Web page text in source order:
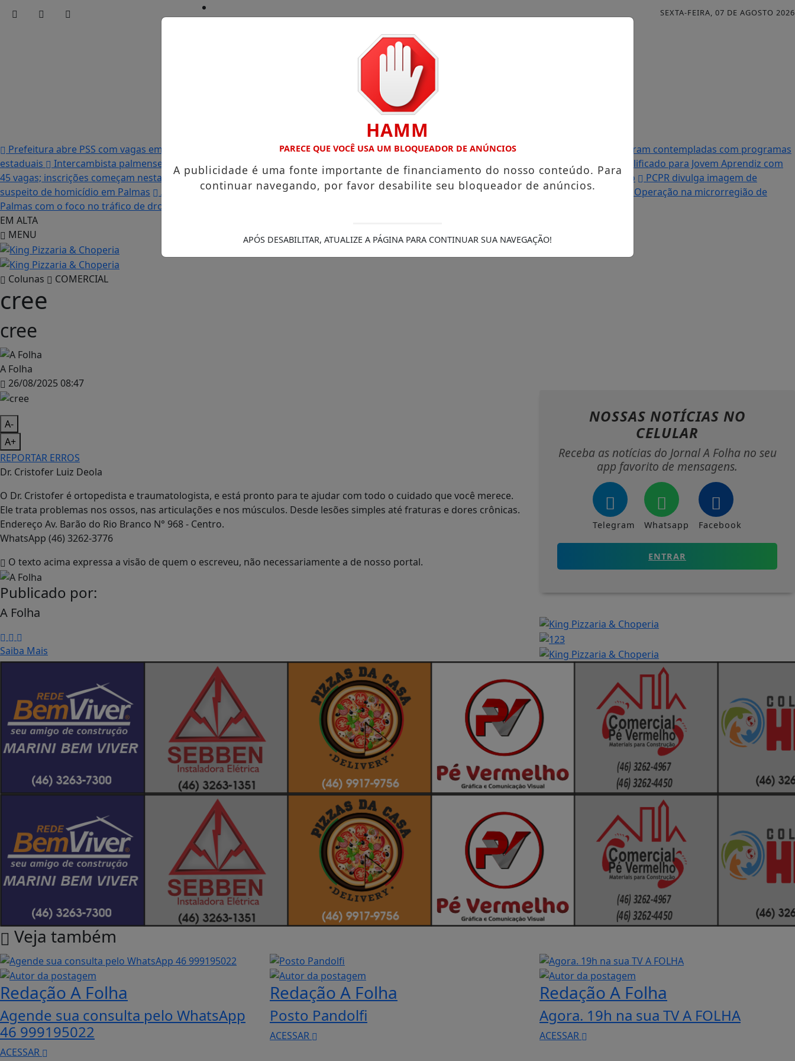
SEXTA-FEIRA, 07 DE AGOSTO 2026
Início/
Prefeitura abre PSS com vagas em seis funções e salários que chegam a R$ 3,8 mil
Igreja do Divino Espírito Santo
Famílias palmenses foram contempladas com programas
estaduais
Intercambista palmense comenta sobre sua viagem ao Canadá e destaca o aprendizado
Prefeitura abre Processo Seletivo Simplificado para Jovem Aprendiz com
45 vagas; inscrições começam nesta terça-feira (21)
“Acabou com os sonhos”, diz irmão da moradora que teve a casa destruída por incêndio
PCPR divulga imagem de
suspeito de homicídio em Palmas
Após descumprimento de medida protetiva e tentativa de feminicídio, PCPR prende homem em Palmas
Operação na microrregião de
Palmas com o foco no tráfico de drogas
EM ALTA
MENU
Colunas COMERCIAL
cree
cree
A Folha
26/08/2025 08:47
A-
A+
REPORTAR ERROS
Dr. Cristofer Luiz Deola
O Dr. Cristofer é ortopedista e traumatologista, e está pronto para te ajudar com todo o cuidado que você merece.
Ele trata problemas nos ossos, nas articulações e nos músculos. Desde lesões simples até fraturas e dores crônicas.
Endereço Av. Barão do Rio Branco N° 968 - Centro.
WhatsApp (46) 3262-3776
O texto acima expressa a visão de quem o escreveu, não necessariamente a de nosso portal.
Publicado por:
A Folha
Saiba Mais
NOSSAS NOTÍCIAS NO
CELULAR
Receba as notícias do Jornal A Folha no seu
app favorito de mensagens.
Telegram Whatsapp Facebook
ENTRAR
Veja também
Redação A Folha
Agende sua consulta pelo WhatsApp
46 999195022
ACESSAR
Redação A Folha
Posto Pandolfi
ACESSAR
Redação A Folha
Agora. 19h na sua TV A FOLHA
ACESSAR
HAMM
PARECE QUE VOCÊ USA UM BLOQUEADOR DE ANÚNCIOS
A publicidade é uma fonte importante de financiamento do nosso conteúdo. Para
continuar navegando, por favor desabilite seu bloqueador de anúncios.
APÓS DESABILITAR, ATUALIZE A PÁGINA PARA CONTINUAR SUA NAVEGAÇÃO!